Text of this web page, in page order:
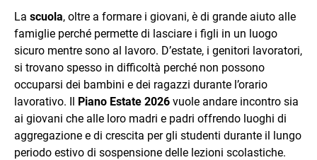
La scuola, oltre a formare i giovani, è di grande aiuto alle
famiglie perché permette di lasciare i figli in un luogo
sicuro mentre sono al lavoro. D’estate, i genitori lavoratori,
si trovano spesso in difficoltà perché non possono
occuparsi dei bambini e dei ragazzi durante l’orario
lavorativo. Il Piano Estate 2026 vuole andare incontro sia
ai giovani che alle loro madri e padri offrendo luoghi di
aggregazione e di crescita per gli studenti durante il lungo
periodo estivo di sospensione delle lezioni scolastiche.